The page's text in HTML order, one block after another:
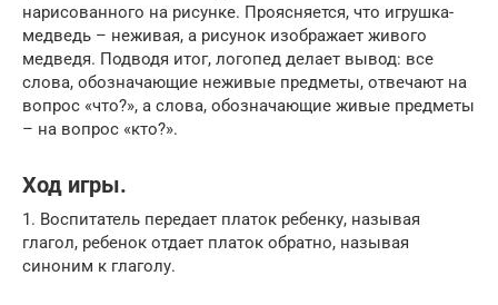
нарисованного на рисунке. Проясняется, что игрушка-
медведь – неживая, а рисунок изображает живого
медведя. Подводя итог, логопед делает вывод: все
слова, обозначающие неживые предметы, отвечают на
вопрос «что?», а слова, обозначающие живые предметы
– на вопрос «кто?».
Ход игры.
1. Воспитатель передает платок ребенку, называя
глагол, ребенок отдает платок обратно, называя
синоним к глаголу.